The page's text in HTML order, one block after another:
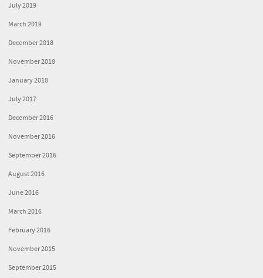
July 2019
March 2019
December 2018
November 2018
January 2018
July 2017
December 2016
November 2016
September 2016
August 2016
June 2016
March 2016
February 2016
November 2015
September 2015